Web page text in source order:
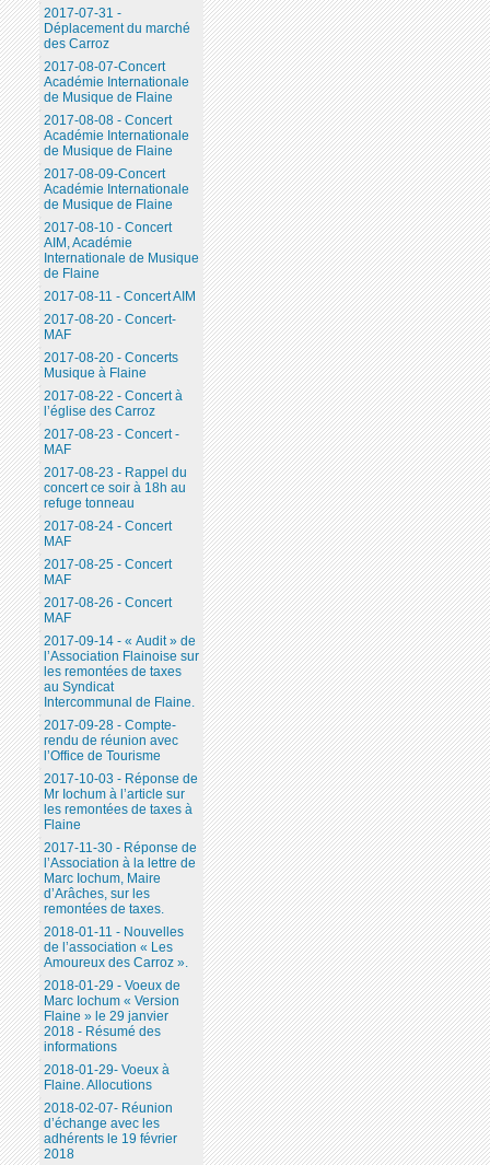
2017-07-31 -
Déplacement du marché
des Carroz
2017-08-07-Concert
Académie Internationale
de Musique de Flaine
2017-08-08 - Concert
Académie Internationale
de Musique de Flaine
2017-08-09-Concert
Académie Internationale
de Musique de Flaine
2017-08-10 - Concert
AIM, Académie
Internationale de Musique
de Flaine
2017-08-11 - Concert AIM
2017-08-20 - Concert-
MAF
2017-08-20 - Concerts
Musique à Flaine
2017-08-22 - Concert à
l’église des Carroz
2017-08-23 - Concert -
MAF
2017-08-23 - Rappel du
concert ce soir à 18h au
refuge tonneau
2017-08-24 - Concert
MAF
2017-08-25 - Concert
MAF
2017-08-26 - Concert
MAF
2017-09-14 - « Audit » de
l’Association Flainoise sur
les remontées de taxes
au Syndicat
Intercommunal de Flaine.
2017-09-28 - Compte-
rendu de réunion avec
l’Office de Tourisme
2017-10-03 - Réponse de
Mr Iochum à l’article sur
les remontées de taxes à
Flaine
2017-11-30 - Réponse de
l’Association à la lettre de
Marc Iochum, Maire
d’Arâches, sur les
remontées de taxes.
2018-01-11 - Nouvelles
de l’association « Les
Amoureux des Carroz ».
2018-01-29 - Voeux de
Marc Iochum « Version
Flaine » le 29 janvier
2018 - Résumé des
informations
2018-01-29- Voeux à
Flaine. Allocutions
2018-02-07- Réunion
d’échange avec les
adhérents le 19 février
2018